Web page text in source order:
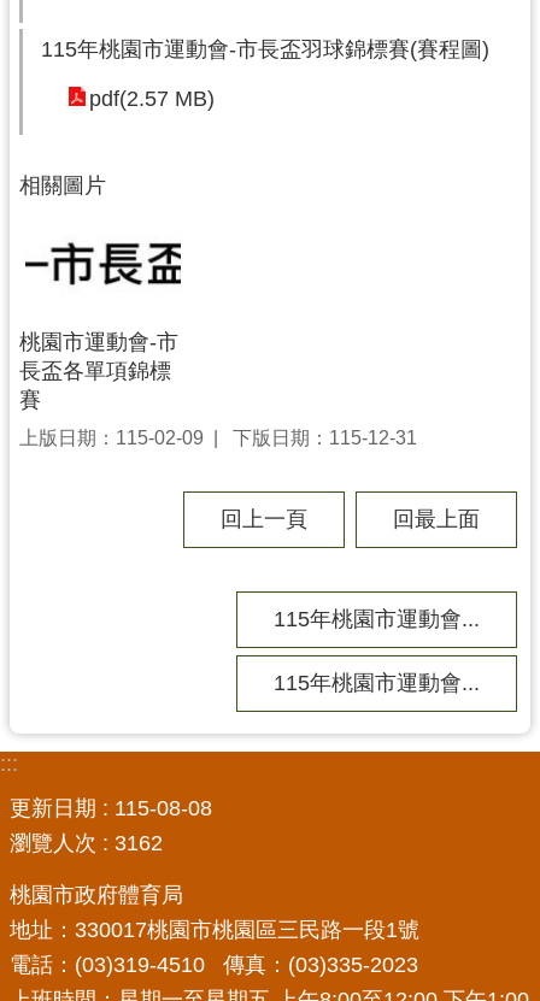
115年桃園市運動會-市長盃羽球錦標賽(賽程圖)
pdf(2.57 MB)
相關圖片
桃園市運動會-市
長盃各單項錦標
賽
上版日期：115-02-09 下版日期：115-12-31
回上一頁 回最上面
115年桃園市運動會...
115年桃園市運動會...
:::
更新日期
115-08-08
瀏覽人次
3162
桃園市政府體育局
地址：330017桃園市桃園區三民路一段1號
電話：(03)319-4510 傳真：(03)335-2023